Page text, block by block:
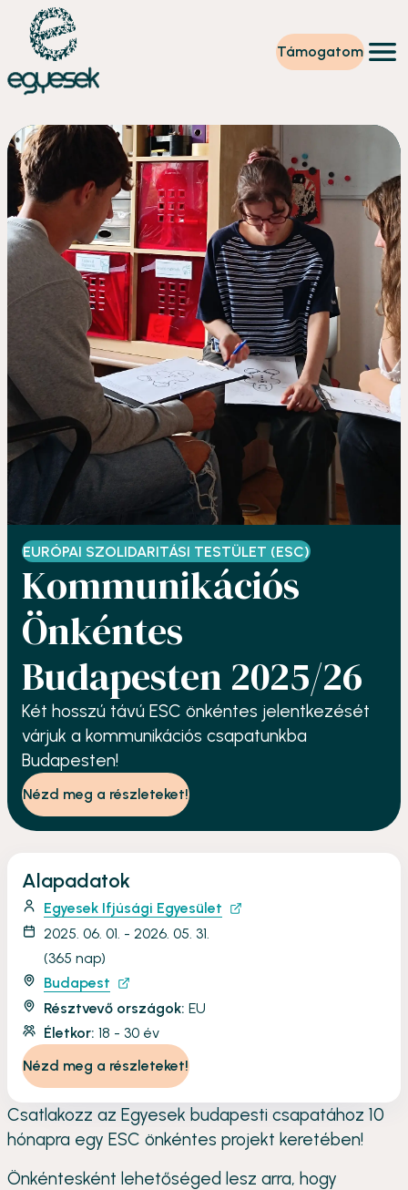
Támogatom
Képzések
Önkéntesség
Szintet lépek
Tevékenységeink
Rólunk
Partnerek
Adományzóna
Hírek
HU
EURÓPAI SZOLIDARITÁSI TESTÜLET (ESC)
Kommunikációs
Önkéntes
Budapesten 2025/26
Két hosszú távú ESC önkéntes jelentkezését
várjuk a kommunikációs csapatunkba
Budapesten!
Nézd meg a részleteket!
Csatlakozz az Egyesek budapesti csapatához 10
hónapra egy ESC önkéntes projekt keretében!
Önkéntesként lehetőséged lesz arra, hogy
Alapadatok
Egyesek Ifjúsági Egyesület
2025. 06. 01. - 2026. 05. 31.
(365 nap)
Budapest
Résztvevő országok: EU
Életkor: 18 - 30 év
Nézd meg a részleteket!